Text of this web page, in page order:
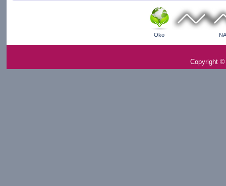
Öko
Copyright